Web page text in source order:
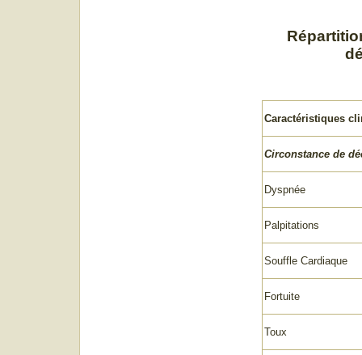
Caractéristiques
Circonstance de
Dyspnée
Palpitations
Souffle Cardiaque
Fortuite
Toux